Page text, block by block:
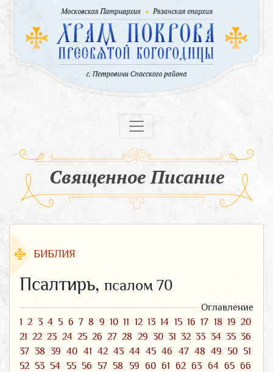
Священное Писание
БИБЛИЯ
Псалтирь, псалом 70
Оглавление
1 2 3 4 5 6 7 8 9 10 11 12 13 14 15 16 17 18 19 20
21 22 23 24 25 26 27 28 29 30 31 32 33 34 35 36
37 38 39 40 41 42 43 44 45 46 47 48 49 50 51
52 53 54 55 56 57 58 59 60 61 62 63 64 65 66